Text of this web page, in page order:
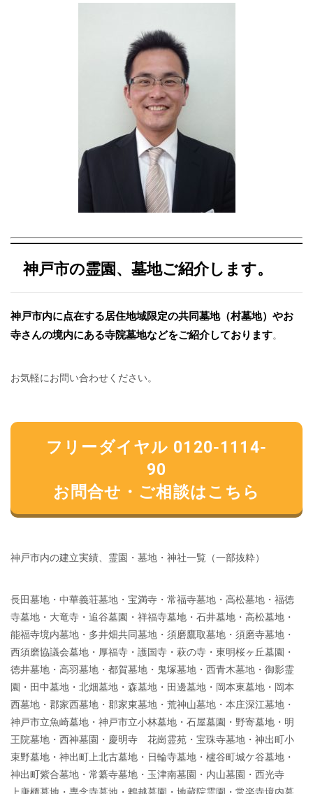
神戸市の霊園、墓地ご紹介します。
神戸市内に点在する居住地域限定の共同墓地（村墓地）やお
寺さんの境内にある寺院墓地などをご紹介しております。
お気軽にお問い合わせください。
フリーダイヤル 0120-1114-
90
お問合せ・ご相談はこちら
神戸市内の建立実績、霊園・墓地・神社一覧（一部抜粋）
長田墓地・中華義荘墓地・宝満寺・常福寺墓地・高松墓地・福徳
寺墓地・大竜寺・追谷墓園・祥福寺墓地・石井墓地・高松墓地・
能福寺境内墓地・多井畑共同墓地・須磨鷹取墓地・須磨寺墓地・
西須磨協議会墓地・厚福寺・護国寺・萩の寺・東明桜ヶ丘墓園・
徳井墓地・高羽墓地・都賀墓地・鬼塚墓地・西青木墓地・御影霊
園・田中墓地・北畑墓地・森墓地・田邊墓地・岡本東墓地・岡本
西墓地・郡家西墓地・郡家東墓地・荒神山墓地・本庄深江墓地・
神戸市立魚崎墓地・神戸市立小林墓地・石屋墓園・野寄墓地・明
王院墓地・西神墓園・慶明寺 花崗霊苑・宝珠寺墓地・神出町小
束野墓地・神出町上北古墓地・日輪寺墓地・櫨谷町城ケ谷墓地・
神出町紫合墓地・常纂寺墓地・玉津南墓園・内山墓園・西光寺